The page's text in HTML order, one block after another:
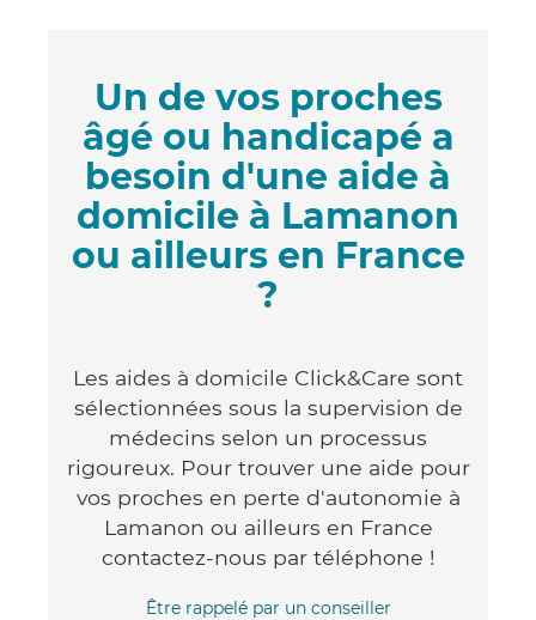
Un de vos proches
âgé ou handicapé a
besoin d'une aide à
domicile à Lamanon
ou ailleurs en France
?
Les aides à domicile Click&Care sont
sélectionnées sous la supervision de
médecins selon un processus
rigoureux. Pour trouver une aide pour
vos proches en perte d'autonomie à
Lamanon ou ailleurs en France
contactez-nous par téléphone !
Être rappelé par un conseiller